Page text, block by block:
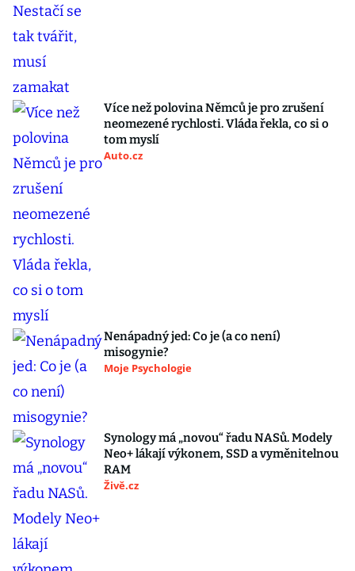
Více než polovina Němců je pro zrušení
neomezené rychlosti. Vláda řekla, co si o
tom myslí
Auto.cz
Nenápadný jed: Co je (a co není)
misogynie?
Moje Psychologie
Synology má „novou“ řadu NASů. Modely
Neo+ lákají výkonem, SSD a vyměnitelnou
RAM
Živě.cz